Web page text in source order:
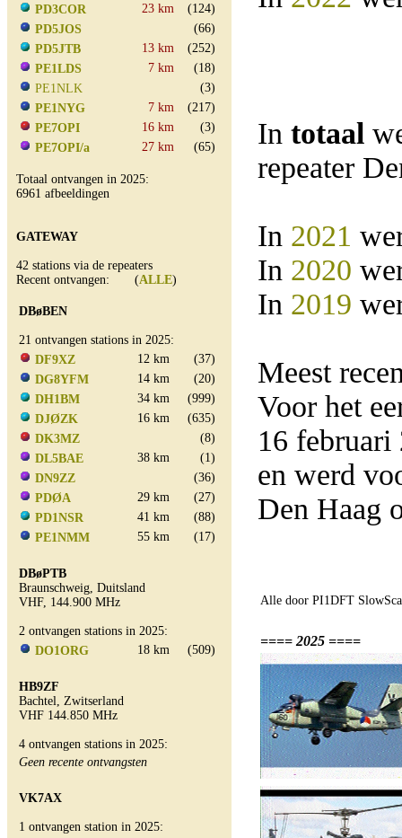
PD3COR
23 km
(124)
PD5JOS
(66)
PD5JTB
13 km
(252)
PE1LDS
7 km
(18)
PE1NLK
(3)
PE1NYG
7 km
(217)
PE7OPI
16 km
(3)
PE7OPI/a
27 km (65)
Totaal ontvangen in 2025:
6961 afbeeldingen
GATEWAY
42 stations via de repeaters
Recent ontvangen: (ALLE)
DBøBEN
21 ontvangen stations in 2025:
DF9XZ
12 km
(37)
DG8YFM
14 km
(20)
DH1BM
34 km
(999)
DJØZK
16 km
(635)
DK3MZ
(8)
DL5BAE
38 km
(1)
DN9ZZ
(36)
PDØA
29 km
(27)
PD1NSR
41 km
(88)
PE1NMM
55 km (17)
DBøPTB
Braunschweig, Duitsland
VHF, 144.900 MHz
2 ontvangen stations in 2025:
DO1ORG
18 km (509)
HB9ZF
Bachtel, Zwitserland
VHF 144.850 MHz
4 ontvangen stations in 2025:
Geen recente ontvangsten
VK7AX
1 ontvangen station in 2025:
In totaal
repeater
In 2021
In 2020
In 2019
Meest
Voor het
16
en werd
Den Haag
Alle door PI1DFT
==== 2025 ====